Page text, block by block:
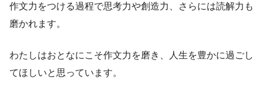
作文力をつける過程で思考力や創造力、さらには読解力も
磨かれます。
わたしはおとなにこそ作文力を磨き、人生を豊かに過ごし
てほしいと思っています。